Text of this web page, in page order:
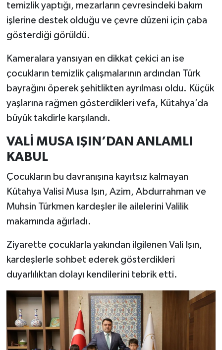
temizlik yaptığı, mezarların çevresindeki bakım
işlerine destek olduğu ve çevre düzeni için çaba
gösterdiği görüldü.
Kameralara yansıyan en dikkat çekici an ise
çocukların temizlik çalışmalarının ardından Türk
bayrağını öperek şehitlikten ayrılması oldu. Küçük
yaşlarına rağmen gösterdikleri vefa, Kütahya’da
büyük takdirle karşılandı.
VALİ MUSA IŞIN’DAN ANLAMLI
KABUL
Çocukların bu davranışına kayıtsız kalmayan
Kütahya Valisi Musa Işın, Azim, Abdurrahman ve
Muhsin Türkmen kardeşler ile ailelerini Valilik
makamında ağırladı.
Ziyarette çocuklarla yakından ilgilenen Vali Işın,
kardeşlerle sohbet ederek gösterdikleri
duyarlılıktan dolayı kendilerini tebrik etti.